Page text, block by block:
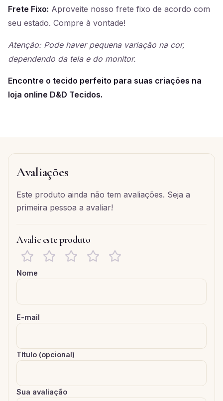
Frete Fixo: Aproveite nosso frete fixo de acordo com
seu estado. Compre à vontade!
Atenção: Pode haver pequena variação na cor,
dependendo da tela e do monitor.
Encontre o tecido perfeito para suas criações na
loja online D&D Tecidos.
Avaliações
Este produto ainda não tem avaliações. Seja a
primeira pessoa a avaliar!
Avalie este produto
Nome
E-mail
Título (opcional)
Sua avaliação